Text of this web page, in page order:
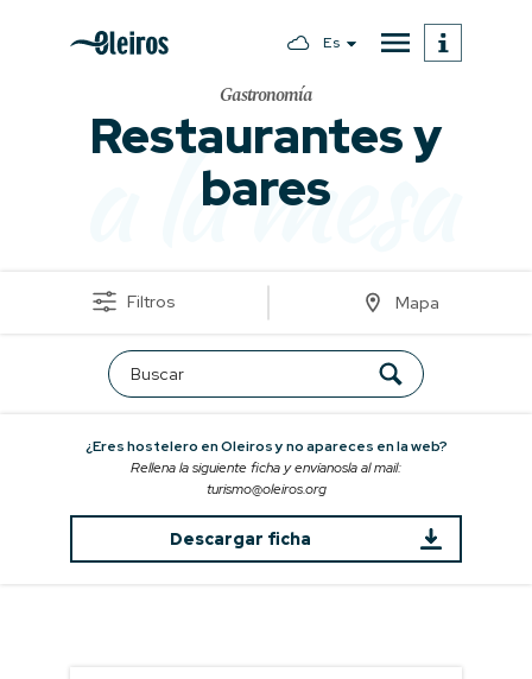
Es
a la mesa
Gastronomía
Restaurantes y
bares
Filtros Mapa
¿Eres hostelero en Oleiros y no apareces en la web?
Rellena la siguiente ficha y envíanosla al mail:
turismo@oleiros.org
Descargar ficha